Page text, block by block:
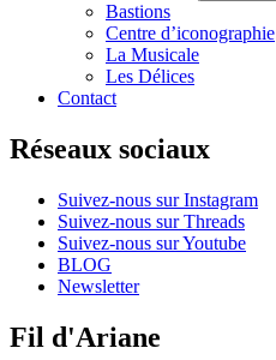
Bastions
Centre d’iconographie
La Musicale
Les Délices
Contact
Réseaux sociaux
Suivez-nous sur Instagram
Suivez-nous sur Threads
Suivez-nous sur Youtube
BLOG
Newsletter
Fil d'Ariane